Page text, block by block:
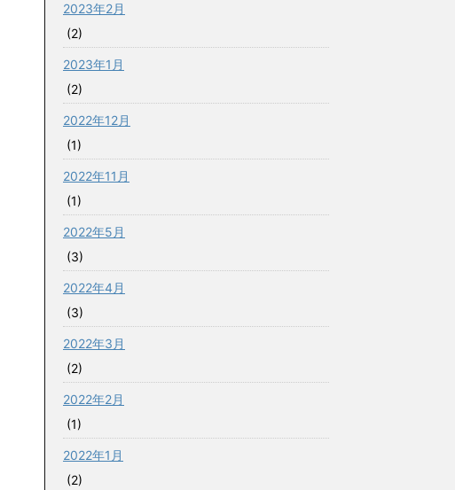
2023年2月
(2)
2023年1月
(2)
2022年12月
(1)
2022年11月
(1)
2022年5月
(3)
2022年4月
(3)
2022年3月
(2)
2022年2月
(1)
2022年1月
(2)